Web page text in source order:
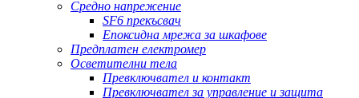
Средно напрежение
SF6 прекъсвач
Епоксидна мрежа за шкафове
Предплатен електромер
Осветителни тела
Превключвател и контакт
Превключвател за управление и защита